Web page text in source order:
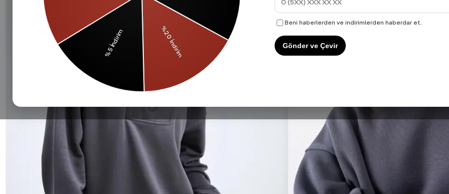
Beni haberlerden ve indirimlerden haberdar et.
Gönder ve Çevir